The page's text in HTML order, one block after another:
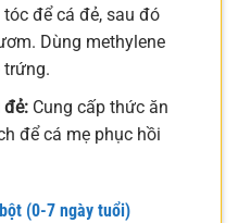
để cá đẻ, sau đó
Dùng methylene
trứng.
đẻ:Cung cấp thức ăn
để cá mẹ phục hồi
(0-7 ngày tuổi)